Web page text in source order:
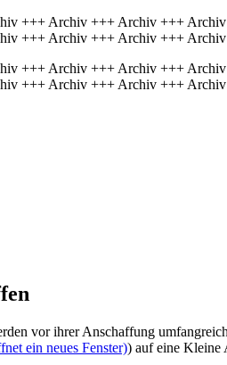
+++ Archiv +++ Archiv +++
+++ Archiv +++ Archiv +++
+++ Archiv +++ Archiv +++
+++ Archiv +++ Archiv +++
vor ihrer Anschaffung
ein neues Fenster)) auf eine Kleine